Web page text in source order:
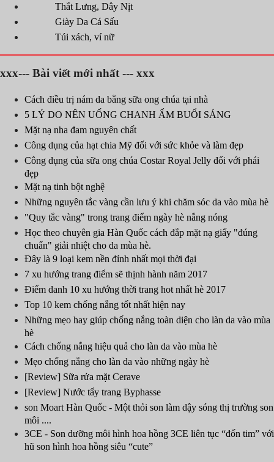
Thắt Lưng, Dây Nịt
Giày Da Cá Sấu
Túi xách, ví nữ
xxx--- Bài viết mới nhất --- xxx
Cách điều trị nám da bằng sữa ong chúa tại nhà
5 LÝ DO NÊN UỐNG CHANH ẤM BUỔI SÁNG
Mặt nạ nha đam nguyên chất
Công dụng của hạt chia Mỹ đối với sức khỏe và làm đẹp
Công dụng của sữa ong chúa Costar Royal Jelly đối với phái
đẹp
Mặt nạ tinh bột nghệ
Những nguyên tắc vàng cần lưu ý khi chăm sóc da vào mùa hè
"Quy tắc vàng" trong trang điểm ngày hè nắng nóng
Học theo chuyên gia Hàn Quốc cách đắp mặt nạ giấy "đúng
chuẩn" giải nhiệt cho da mùa hè.
Đây là 9 loại kem nền đỉnh nhất mọi thời đại
7 xu hướng trang điểm sẽ thịnh hành năm 2017
Điểm danh 10 xu hướng thời trang hot nhất hè 2017
Top 10 kem chống nắng tốt nhất hiện nay
Những mẹo hay giúp chống nắng toàn diện cho làn da vào mùa
hè
Cách chống nắng hiệu quả cho làn da vào mùa hè
Mẹo chống nắng cho làn da vào những ngày hè
[Review] Sữa rửa mặt Cerave
[Review] Nước tẩy trang Byphasse
son Moart Hàn Quốc - Một thỏi son làm dậy sóng thị trường son
môi ....
3CE - Son dưỡng môi hình hoa hồng 3CE liên tục “đốn tim” với
hũ son hình hoa hồng siêu “cute”